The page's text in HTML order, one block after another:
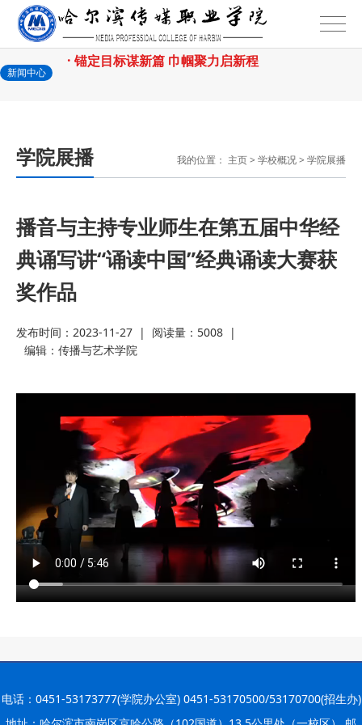
新闻中心
—— 哈 2026-07-24
· 锚定目标谋新篇 巾帼聚力启新程
2026-07-31
话 2026-07-31
· 省教育厅举行树立和践行正确政绩
观学习教育
· 我省举办第十一届黑龙江省高校辅
导员素质能 2026-07-27
· 深学经济思想 发展新质生产力--学
师教学创新 2026-07-25
· 教育部2026年“宏志助航计划”师资
培训 2026-07-24
· 凝心聚力绘蓝图 踔厉奋进启新程
—— 哈 2026-07-24
· 锚定目标谋新篇 巾帼聚力启新程
—— 哈 2026-07-23
· 强化政治担当 锤炼过硬本领--哈尔
学院展播 我的位置： 主页> 学校概况> 学院展播
播音与主持专业师生在第五届中华经
典诵写讲“诵读中国”经典诵读大赛获
奖作品
发布时间：2023-11-27 | 阅读量：5008 |
编辑： 传播与艺术学院
电话：0451-53173777(学院办公室) 0451-53170500/53170700(招生办)